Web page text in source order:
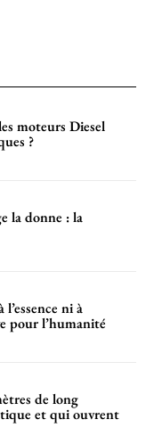
moteurs Diesel
?
la donne : la
ni à
pour l’humanité
de long
et qui ouvrent